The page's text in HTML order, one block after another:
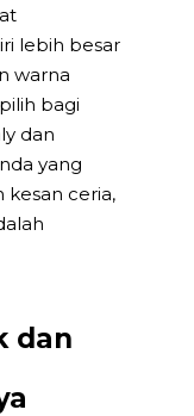
lebih besar
warna
bagi
dan
yang
ceria,
dan